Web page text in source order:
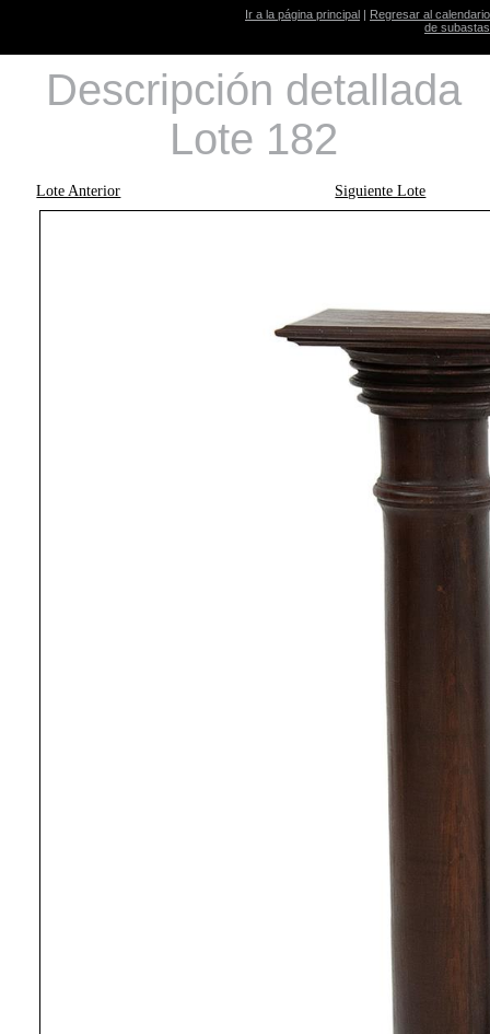
Ir a la página principal | Regresar al calendario
de subastas
Descripción detallada
Lote 182
Lote Anterior Siguiente Lote